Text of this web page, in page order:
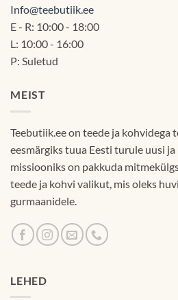
Info@teebutiik.ee
E - R: 10:00 - 18:00
L: 10:00 - 16:00
P: Suletud
MEIST
Teebutiik.ee on teede ja kohvidega
eesmärgiks tuua Eesti turule uusi
missiooniks on pakkuda
teede ja kohvi valikut, mis oleks
gurmaanidele.
LEHED